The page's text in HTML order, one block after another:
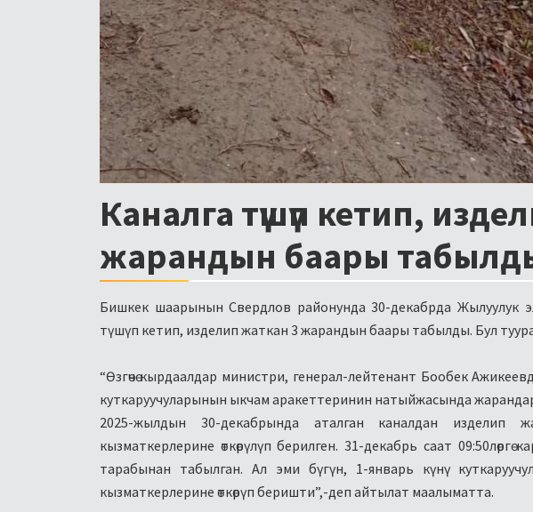
Каналга түшүп кетип,
жарандын баары
Бишкек шаарынын Свердлов районунда 30-декабрда Жылуулук
түшүп кетип, изделип жаткан 3 жарандын баары табылды. Бул
“Өзгөчө кырдаалдар министри, генерал-лейтенант Бообек
куткаруучуларынын ыкчам аракеттеринин натыйжасында
2025-жылдын 30-декабрында аталган каналдан изделип
кызматкерлерине өткөрүлүп берилген. 31-декабрь саат 09:50лөргө
тарабынан табылган. Ал эми бүгүн, 1-январь күнү
кызматкерлерине өткөрүп беришти”,-деп айтылат маалыматта.